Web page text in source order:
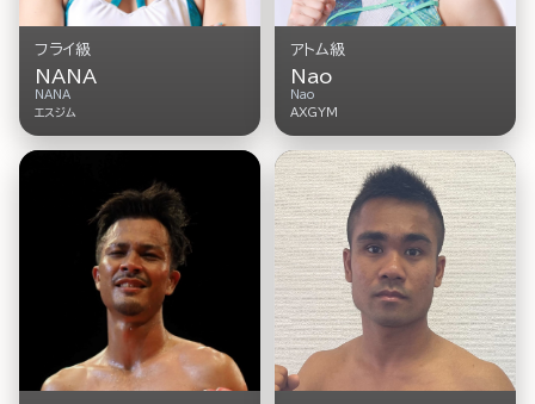
フライ級
NANA
NANA
エスジム
アトム級
Nao
Nao
AXGYM